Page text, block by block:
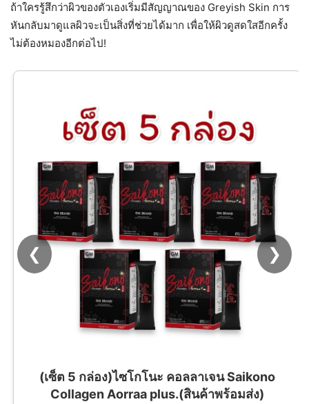
ถ้าใครรู้สึกว่าผิวของตัวเองเริ่มมีสัญญาณของ Greyish Skin การ
หันกลับมาดูแลผิวจะเป็นสิ่งที่ช่วยได้มาก เพื่อให้ผิวดูสดใสอีกครั้ง
ไม่ต้องหมองอีกต่อไป!
(เซ็ต 5 กล่อง)ไซโกโนะ คอลลาเจน Saikono
Collagen Aorraa plus.(สินค้าพร้อมส่ง)
❮ ❯